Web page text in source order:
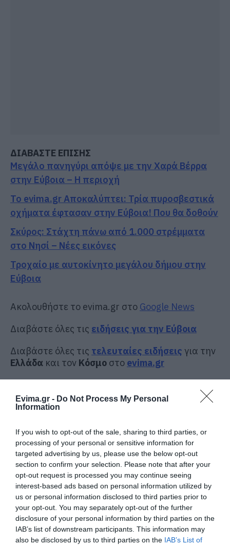
Evima.gr - Do Not Process My Personal
Information
If you wish to opt-out of the sale, sharing to third parties, or
processing of your personal or sensitive information for
targeted advertising by us, please use the below opt-out
section to confirm your selection. Please note that after your
opt-out request is processed you may continue seeing
interest-based ads based on personal information utilized by
us or personal information disclosed to third parties prior to
your opt-out. You may separately opt-out of the further
disclosure of your personal information by third parties on the
IAB’s list of downstream participants. This information may
also be disclosed by us to third parties on the IAB’s List of
ΔΙΑΒΑΣΤΕ ΕΠΙΣΗΣ
Μεγάλο πανηγύρι απόψε με την Χαρά Βέρρα
στην Εύβοια – Η περιοχή
Το evima.gr Αποκαλύπτει: Τρία πυροσβεστικά
οχήματα έφτασαν στην Εύβοια! Που θα δοθούν
Σκύρος: Στάχτη πάνω από 1.000 στρέμματα
στο Νησί – Νέες εικόνες
Τροχαίο με αυτοκίνητο μεγάλου δήμου στην
Εύβοια
Ακολουθήστε το evima.gr στο Google News
Διαβάστε όλες τις ειδήσεις για την Εύβοια
Διαβάστε όλες τις τελευταίες ειδήσεις για την
Ελλάδα και τον Κόσμο στο evima.gr
ΕΥΒΟΙΑ
ΜΕΤΟΧΙ ΝΕΑ ΕΥΒΟΙΑ
Μεγάλο πανηγύρι απόψε με την
Χαρά Βέρρα στην Εύβοια – Η
περιοχή
Νεκρός 75χρονος που είχε φύγει
για το χωράφι του
07.08.2026 | 13:30